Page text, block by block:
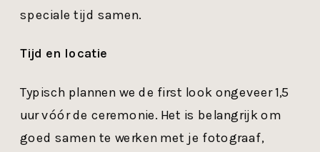
speciale tijd samen.
Tijd en locatie
Typisch plannen we de first look ongeveer 1,5
uur vóór de ceremonie. Het is belangrijk om
goed samen te werken met je fotograaf,